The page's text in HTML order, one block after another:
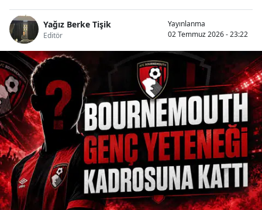
Yağız Berke Tişik
Editör
Yayınlanma
02 Temmuz 2026 - 23:22